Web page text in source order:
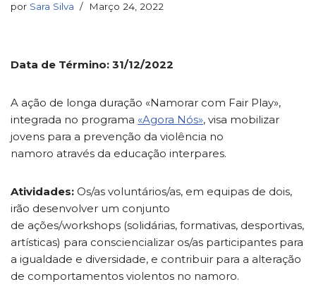
por Sara Silva Março 24, 2022
Data de Término: 31/12/2022
A ação de longa duração «Namorar com Fair Play»,
integrada no programa «Agora Nós», visa mobilizar
jovens para a prevenção da violência no
namoro através da educação interpares.
Atividades: Os/as voluntários/as, em equipas de dois,
irão desenvolver um conjunto
de ações/workshops (solidárias, formativas, desportivas,
artísticas) para consciencializar os/as participantes para
a igualdade e diversidade, e contribuir para a alteração
de comportamentos violentos no namoro.